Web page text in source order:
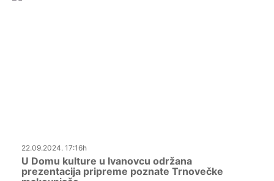
22.09.2024. 17:16h
U Domu kulture u Ivanovcu održana
prezentacija pripreme poznate Trnovečke